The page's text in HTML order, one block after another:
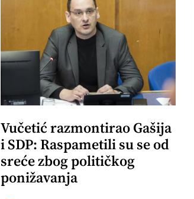
Vučetić razmontirao Gašija
i SDP: Raspametili su se od
sreće zbog političkog
ponižavanja